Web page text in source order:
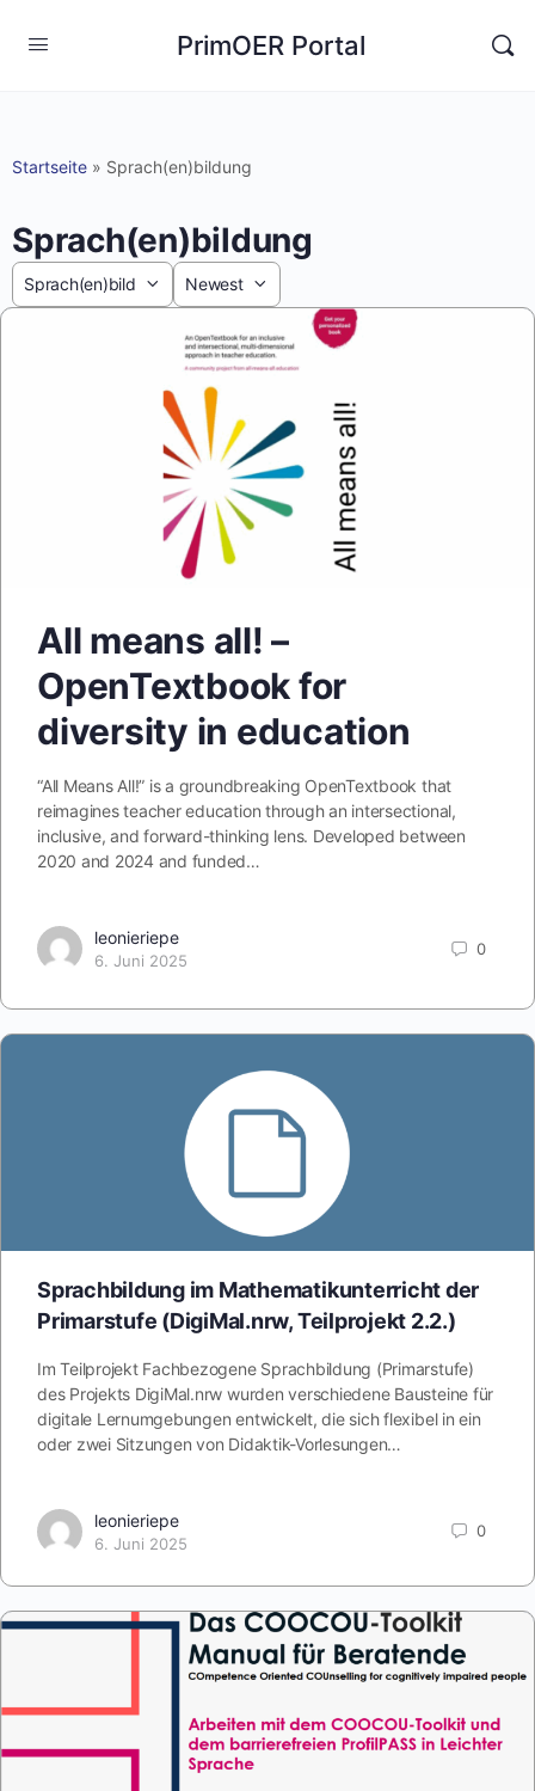
PrimOER Portal
Startseite » Sprach(en)bildung
Sprach(en)bildung
All means all! –
OpenTextbook for
diversity in education
“All Means All!” is a groundbreaking OpenTextbook that
reimagines teacher education through an intersectional,
inclusive, and forward-thinking lens. Developed between
2020 and 2024 and funded…
leonieriepe
6. Juni 2025
0
Sprachbildung im Mathematikunterricht der
Primarstufe (DigiMal.nrw, Teilprojekt 2.2.)
Im Teilprojekt Fachbezogene Sprachbildung (Primarstufe)
des Projekts DigiMal.nrw wurden verschiedene Bausteine für
digitale Lernumgebungen entwickelt, die sich flexibel in ein
oder zwei Sitzungen von Didaktik-Vorlesungen…
leonieriepe
6. Juni 2025
0